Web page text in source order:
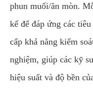
phun muối/ăn mòn.
kế để đáp ứng các
cấp khả năng kiểm
nghiệm, giúp các kỹ
hiệu suất và độ bền